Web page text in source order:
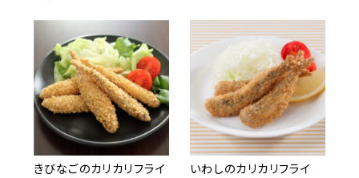
きびなごのカリカリフライ いわしのカリカリフライ